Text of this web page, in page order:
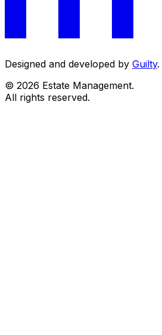
Designed and developed by Guilty.
© 2026 Estate Management.
All rights reserved.